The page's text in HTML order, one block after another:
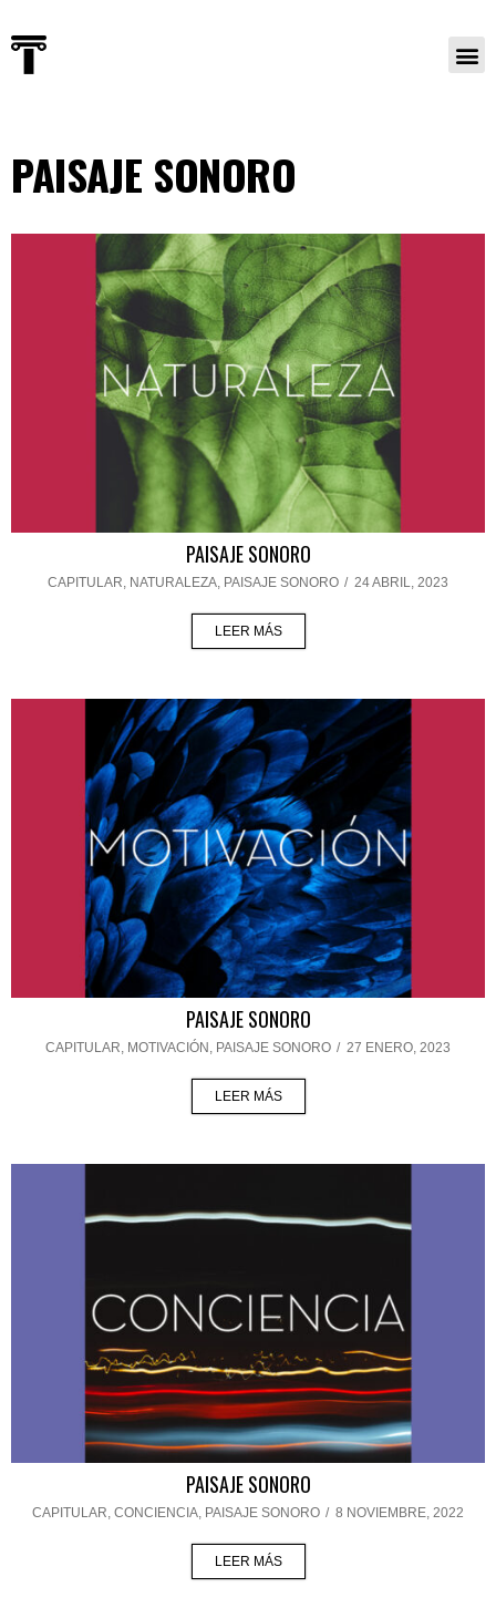
PAISAJE SONORO
PAISAJE SONORO
CAPITULAR, NATURALEZA, PAISAJE SONORO / 24 ABRIL, 2023
LEER MÁS
PAISAJE SONORO
CAPITULAR, MOTIVACIÓN , PAISAJE SONORO / 27 ENERO, 2023
LEER MÁS
PAISAJE SONORO
CAPITULAR, CONCIENCIA, PAISAJE SONORO / 8 NOVIEMBRE, 2022
LEER MÁS